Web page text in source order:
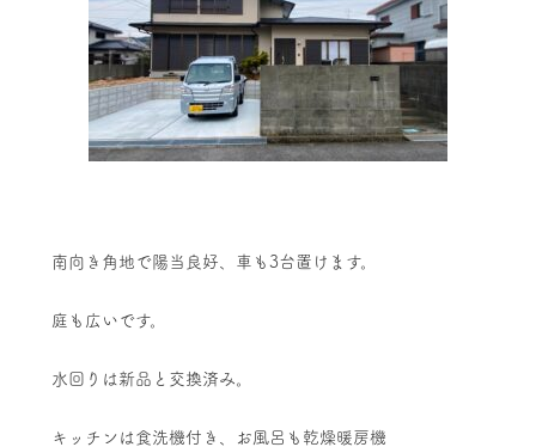
南向き角地で陽当良好、車も3台置けます。
庭も広いです。
水回りは新品と交換済み。
キッチンは食洗機付き、お風呂も乾燥暖房機